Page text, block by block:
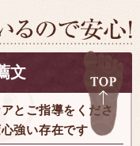
文
とご指導をくださ
強い存在です